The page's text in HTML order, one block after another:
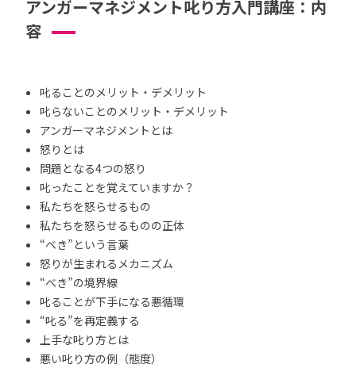
アンガーマネジメント叱り方入門講座：内
容
叱ることのメリット・デメリット
叱らないことのメリット・デメリット
アンガーマネジメントとは
怒りとは
問題となる4つの怒り
叱ったことを覚えていますか？
私たちを怒らせるもの
私たちを怒らせるものの正体
“べき”という言葉
怒りが生まれるメカニズム
“べき”の境界線
叱ることが下手になる悪循環
“叱る”を再定義する
上手な叱り方とは
悪い叱り方の例（態度）